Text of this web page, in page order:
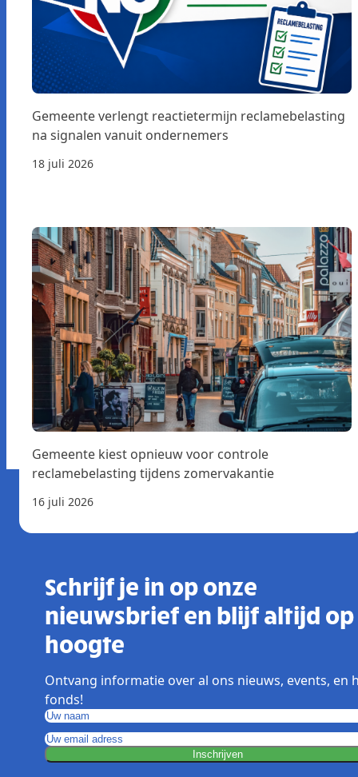
Gemeente verlengt reactietermijn reclamebelasting
na signalen vanuit ondernemers
18 juli 2026
Gemeente kiest opnieuw voor controle
reclamebelasting tijdens zomervakantie
16 juli 2026
Schrijf je in op onze
nieuwsbrief en blijf altijd op
hoogte
Ontvang informatie over al ons nieuws, events, en
fonds!
Inschrijven